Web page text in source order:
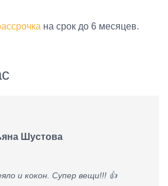
на срок до 6 месяцев.
Шустова
и кокон. Супер вещи!!! 👍